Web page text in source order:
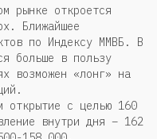
рынке откроется
Ближайшее
по Индексу ММВБ. В
больше в пользу
возможен «лонг» на
открытие с целью 160
внутри дня – 162